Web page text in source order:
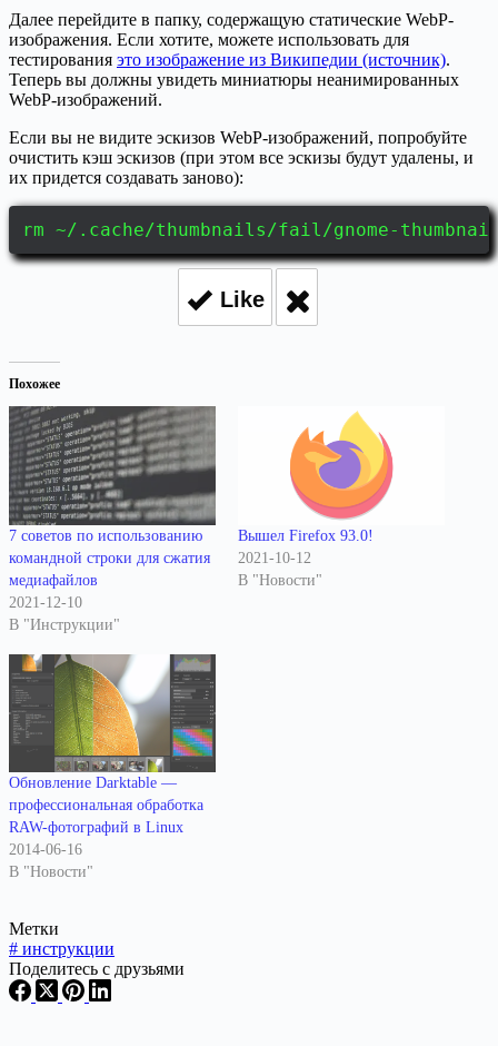
Далее перейдите в папку, содержащую статические WebP-
изображения. Если хотите, можете использовать для
тестирования это изображение из Википедии (источник).
Теперь вы должны увидеть миниатюры неанимированных
WebP-изображений.
Если вы не видите эскизов WebP-изображений, попробуйте
очистить кэш эскизов (при этом все эскизы будут удалены, и
их придется создавать заново):
rm ~/.cache/thumbnails/fail/gnome-
Like
Похожее
7 советов по использованию
командной строки для сжатия
медиафайлов
2021-12-10
В "Инструкции"
Вышел Firefox 93.0!
2021-10-12
В "Новости"
Обновление Darktable —
профессиональная обработка
RAW-фотографий в Linux
2014-06-16
В "Новости"
Метки
# инструкции
Поделитесь с друзьями